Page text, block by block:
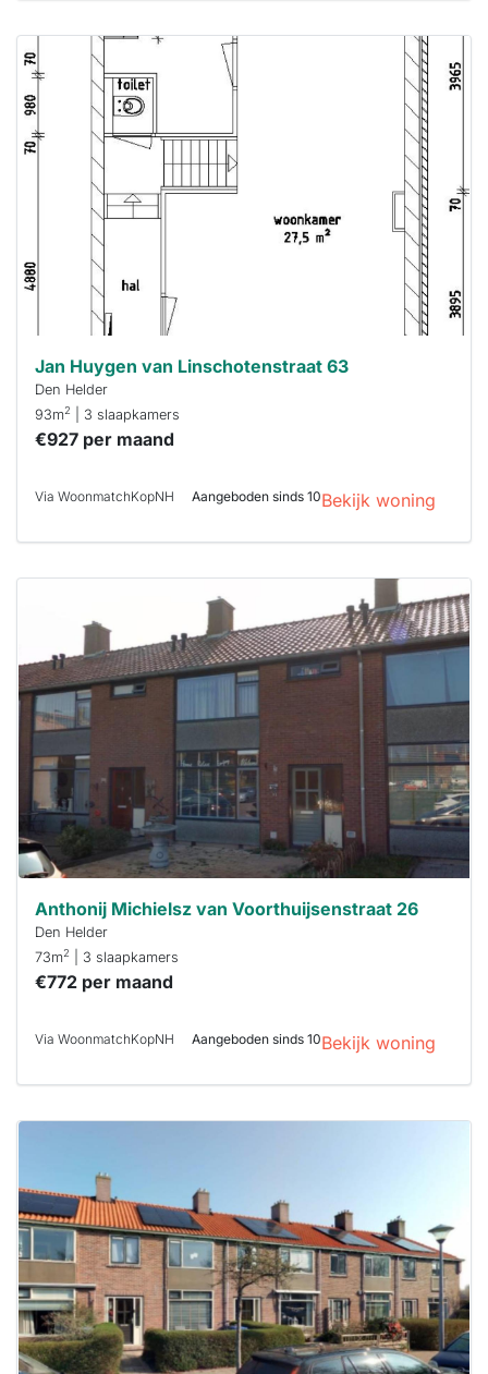
Deze woning
waarschijnlijk
al verhuurd
Om kans te
maken moet je
binnen 15
reageren.
Stekkies helpt
je hierbij!
Jan Huygen van Linschotenstraat 63
Den Helder
93m2 | 3 slaapkamers
€927 per maand
Via WoonmatchKopNH Aangeboden sinds 10Bekijk woning
is
waarschijnlijk
al verhuurd
Om kans te
maken moet je
binnen 15
minuten
reageren.
je hierbij!
Anthonij Michielsz van Voorthuijsenstraat 26
Den Helder
73m2 | 3 slaapkamers
€772 per maand
Via WoonmatchKopNH Aangeboden sinds 10Bekijk woning
waarschijnlijk
al verhuurd
Om kans te
maken moet je
binnen 15
minuten
reageren.
Stekkies helpt
je hierbij!